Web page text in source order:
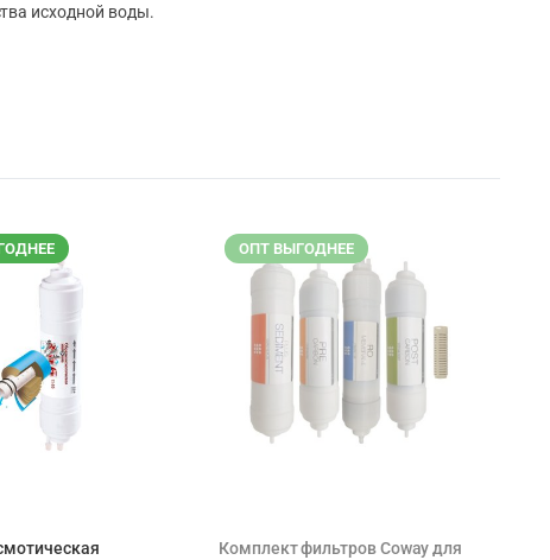
исходной воды.
ОПТ ВЫГОДНЕЕ
Комплект фильтров Coway для